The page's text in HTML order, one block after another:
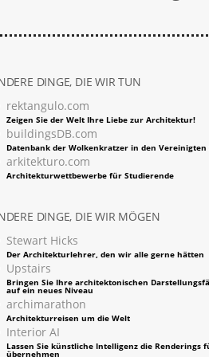
DINGE, DIE WIR TUN
rektangulo.com
Zeigen Sie der Welt Ihre Liebe zur Architektur!
buildingsDB.com
Datenbank der Wolkenkratzer in den Vereinigten
arkitekturo.com
Architekturwettbewerbe für Studierende
DINGE, DIE WIR MÖGEN
Stewart Hicks
Der Architekturlehrer, den wir alle gerne hätten
Upstairs
Bringen Sie Ihre architektonischen
auf ein neues Niveau
archimarathon
Architekturreisen um die Welt
Interior AI
Lassen Sie künstliche Intelligenz die Renderings
übernehmen